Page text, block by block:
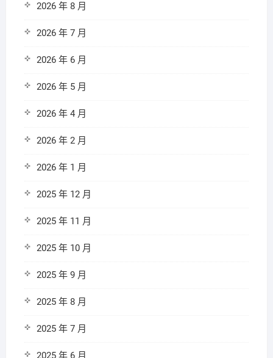
2026 年 8 月
2026 年 7 月
2026 年 6 月
2026 年 5 月
2026 年 4 月
2026 年 2 月
2026 年 1 月
2025 年 12 月
2025 年 11 月
2025 年 10 月
2025 年 9 月
2025 年 8 月
2025 年 7 月
2025 年 6 月